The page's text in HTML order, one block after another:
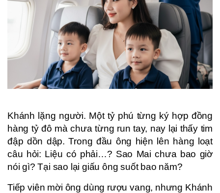
Khánh lặng người. Một tỷ phú từng ký hợp đồng
hàng tỷ đô mà chưa từng run tay, nay lại thấy tim
đập dồn dập. Trong đầu ông hiện lên hàng loạt
câu hỏi: Liệu có phải…? Sao Mai chưa bao giờ
nói gì? Tại sao lại giấu ông suốt bao năm?
Tiếp viên mời ông dùng rượu vang, nhưng Khánh